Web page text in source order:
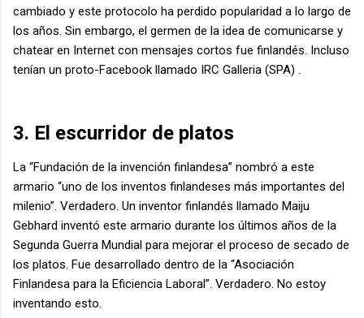
cambiado y este protocolo ha perdido popularidad a lo largo de
los años. Sin embargo, el germen de la idea de comunicarse y
chatear en Internet con mensajes cortos fue finlandés. Incluso
tenían un proto-Facebook llamado IRC Galleria (SPA) .
3. El escurridor de platos
La “Fundación de la invención finlandesa” nombró a este
armario “uno de los inventos finlandeses más importantes del
milenio”. Verdadero. Un inventor finlandés llamado Maiju
Gebhard inventó este armario durante los últimos años de la
Segunda Guerra Mundial para mejorar el proceso de secado de
los platos. Fue desarrollado dentro de la “Asociación
Finlandesa para la Eficiencia Laboral”. Verdadero. No estoy
inventando esto.